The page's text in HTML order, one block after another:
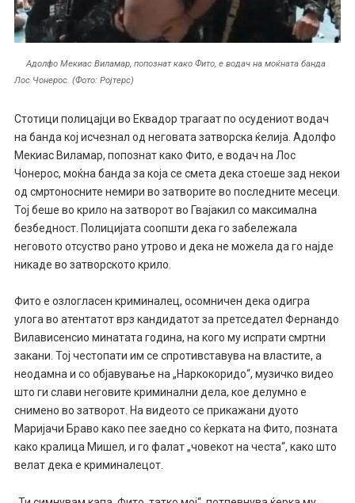
Адолфо Мекиас Виламар, попознат како Фито, е водач на моќната банда
Лос Чонерос. (Фото: Ројтерс)
Стотици полицајци во Еквадор трагаат по осудениот водач
на банда кој исчезнал од неговата затворска ќелија. Адолфо
Мекиас Виламар, попознат како Фито, е водач на Лос
Чонерос, моќна банда за која се смета дека стоеше зад некои
од смртоносните немири во затворите во последните месеци.
Тој беше во крило на затворот во Гвајакил со максимална
безбедност. Полицијата соопшти дека го забележала
неговото отсуство рано утрово и дека не можела да го најде
никаде во затворското крило.
Фито е озлогласен криминалец, осомничен дека одигра
улога во атентатот врз кандидатот за претседател Фернандо
Вилависенсио минатата година, на кого му испрати смртни
закани. Тој честопати им се спротивставува на властите, а
неодамна и со објавување на „Наркокоридо“, музичко видео
што ги слави неговите криминални дела, кое делумно е
снимено во затворот. На видеото се прикажани дуото
Маријачи Браво како пее заедно со ќерката на Фито, позната
како кралица Мишел, и го фалат „човекот на честа“, како што
велат дека е криминалецот.